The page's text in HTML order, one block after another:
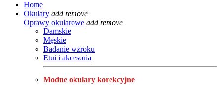
Home
Okulary add remove
Oprawy okularowe add remove
Damskie
Męskie
Badanie wzroku
Etui i akcesoria
Modne okulary korekcyjne